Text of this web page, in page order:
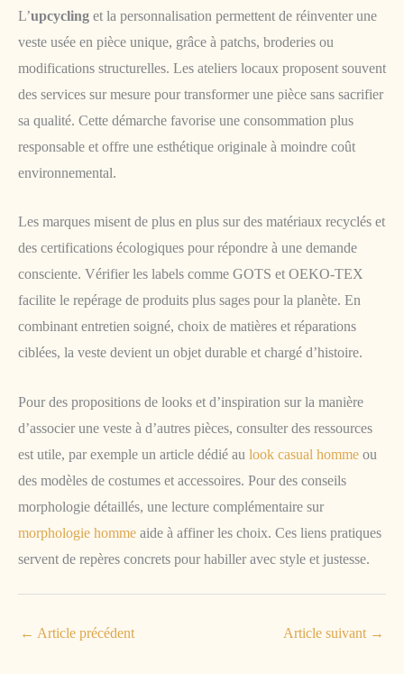
L’upcycling et la personnalisation permettent de réinventer une
veste usée en pièce unique, grâce à patchs, broderies ou
modifications structurelles. Les ateliers locaux proposent souvent
des services sur mesure pour transformer une pièce sans sacrifier
sa qualité. Cette démarche favorise une consommation plus
responsable et offre une esthétique originale à moindre coût
environnemental.
Les marques misent de plus en plus sur des matériaux recyclés et
des certifications écologiques pour répondre à une demande
consciente. Vérifier les labels comme GOTS et OEKO-TEX
facilite le repérage de produits plus sages pour la planète. En
combinant entretien soigné, choix de matières et réparations
ciblées, la veste devient un objet durable et chargé d’histoire.
Pour des propositions de looks et d’inspiration sur la manière
d’associer une veste à d’autres pièces, consulter des ressources
est utile, par exemple un article dédié au look casual homme ou
des modèles de costumes et accessoires. Pour des conseils
morphologie détaillés, une lecture complémentaire sur
morphologie homme aide à affiner les choix. Ces liens pratiques
servent de repères concrets pour habiller avec style et justesse.
← Article précédent Article suivant →